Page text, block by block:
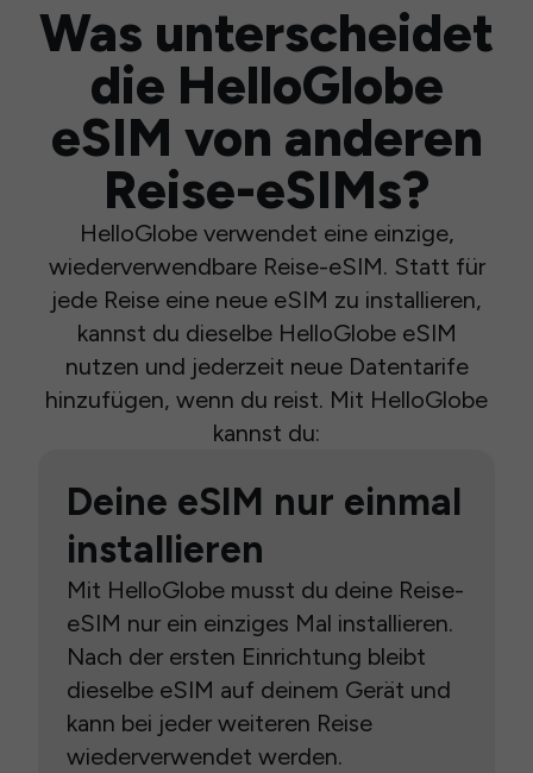
Was unterscheidet
die HelloGlobe
eSIM von anderen
Reise-eSIMs?
HelloGlobe verwendet eine einzige,
wiederverwendbare Reise-eSIM. Statt für
jede Reise eine neue eSIM zu installieren,
kannst du dieselbe HelloGlobe eSIM
nutzen und jederzeit neue Datentarife
hinzufügen, wenn du reist. Mit HelloGlobe
kannst du:
Deine eSIM nur einmal
installieren
Mit HelloGlobe musst du deine Reise-
eSIM nur ein einziges Mal installieren.
Nach der ersten Einrichtung bleibt
dieselbe eSIM auf deinem Gerät und
kann bei jeder weiteren Reise
wiederverwendet werden.